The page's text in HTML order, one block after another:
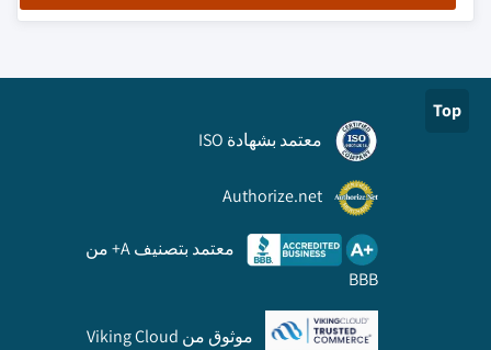
Top
معتمد بشهادة ISO
Authorize.net
معتمد بتصنيف A+ من
BBB
موثوق من Viking Cloud